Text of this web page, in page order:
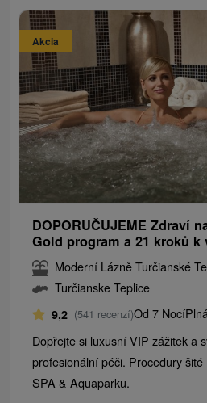
Akcia
DOPORUČUJEME Zdraví
Gold program a 21 kroků k
Moderní Lázně Turčianské
Turčianske Teplice
9,2 (541 recenzí)Od 7 Nocí
Dopřejte si luxusní VIP zážitek a
profesionální péči. Procedury
SPA & Aquaparku.